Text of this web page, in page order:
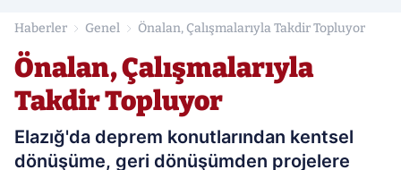
Haberler Genel Önalan, Çalışmalarıyla Takdir Topluyor
Önalan, Çalışmalarıyla
Takdir Topluyor
Elazığ'da deprem konutlarından kentsel
dönüşüme, geri dönüşümden projelere